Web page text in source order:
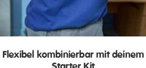
Flexibel kombinierbar mit deinem